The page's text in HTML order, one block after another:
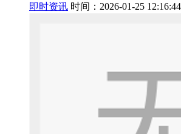
即时资讯 时间：2026-01-25 12:16:44